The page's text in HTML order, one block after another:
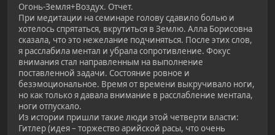
Огонь-Земля+Воздух. Отчет.
При медитации на семинаре голову сдавило болью и
хотелось спрятаться, вкрутиться в Землю. Алла Борисовна
сказала, что это нежелание подчиняться. После этих слов,
я расслабила ментал и убрала сопротивление. Фокус
внимания стал направленным на выполнение
поставленной задачи. Состояние ровное и
безэмоциональное. Время от времени выкручивало ноги,
но как только я давала внимание в расслабление ментала,
ноги отпускало.
Из истории пришли такие люди этой четверти власти:
Гитлер (идея – торжество арийской расы, что очень